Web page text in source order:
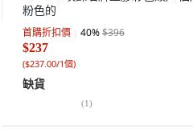
粉色的
首購折扣價 40%$396
$237
($237.00/1個)
缺貨
(1)